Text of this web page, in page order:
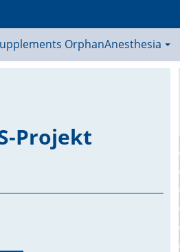
OrphanAnesthesia
Projekt